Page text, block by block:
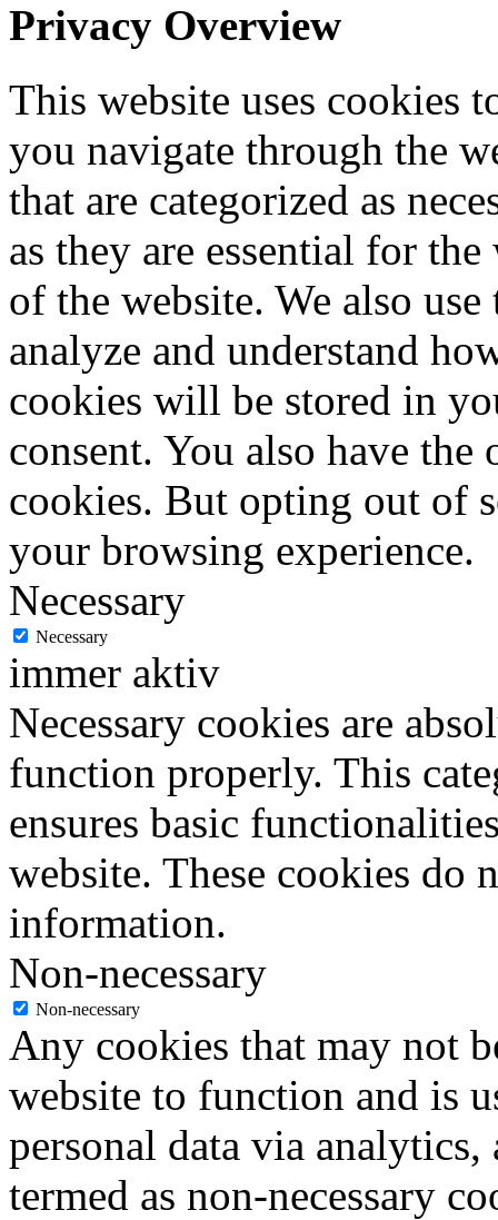
Privacy Overview
This website uses cookies
you navigate through the
that are categorized as
as they are essential for
of the website. We also
analyze and understand
cookies will be stored in
consent. You also have
cookies. But opting out of
your browsing experience.
Necessary
Necessary
immer aktiv
Necessary cookies are
function properly. This
ensures basic
website. These cookies do
information.
Non-necessary
Non-necessary
Any cookies that may not
website to function and is
personal data via analytics,
termed as non-necessary